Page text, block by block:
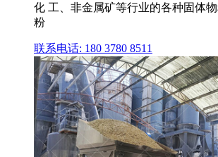
化 工、非金属矿等行业的各种固体
粉
联系电话: 180 3780 8511